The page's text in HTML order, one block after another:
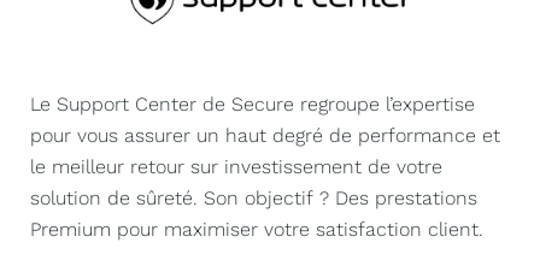
Le Support Center de Secure regroupe l’expertise
pour vous assurer un haut degré de performance et
le meilleur retour sur investissement de votre
solution de sûreté. Son objectif ? Des prestations
Premium pour maximiser votre satisfaction client.